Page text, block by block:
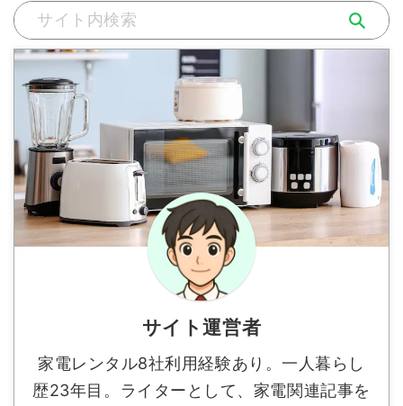
サイト運営者
家電レンタル8社利用経験あり。一人暮らし
歴23年目。ライターとして、家電関連記事を